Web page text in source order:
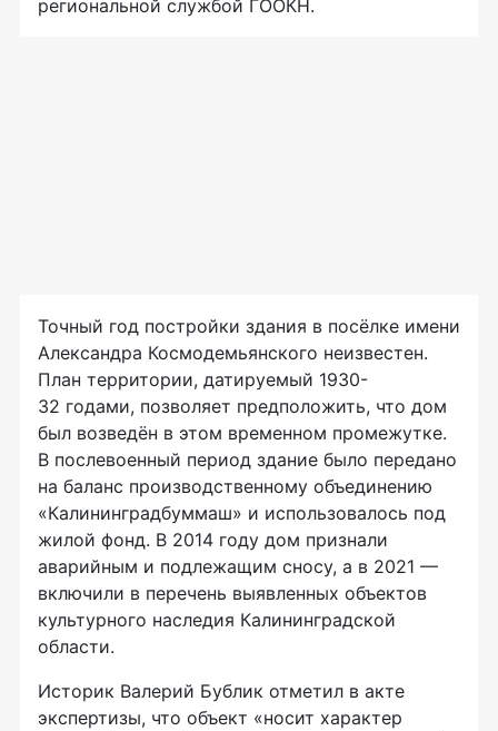
региональной службой ГООКН.
Точный год постройки здания в посёлке имени
Александра Космодемьянского неизвестен.
План территории, датируемый 1930-
32 годами, позволяет предположить, что дом
был возведён в этом временном промежутке.
В послевоенный период здание было передано
на баланс производственному объединению
«Калининградбуммаш» и использовалось под
жилой фонд. В 2014 году дом признали
аварийным и подлежащим сносу, а в 2021 —
включили в перечень выявленных объектов
культурного наследия Калининградской
области.
Историк Валерий Бублик отметил в акте
экспертизы, что объект «носит характер